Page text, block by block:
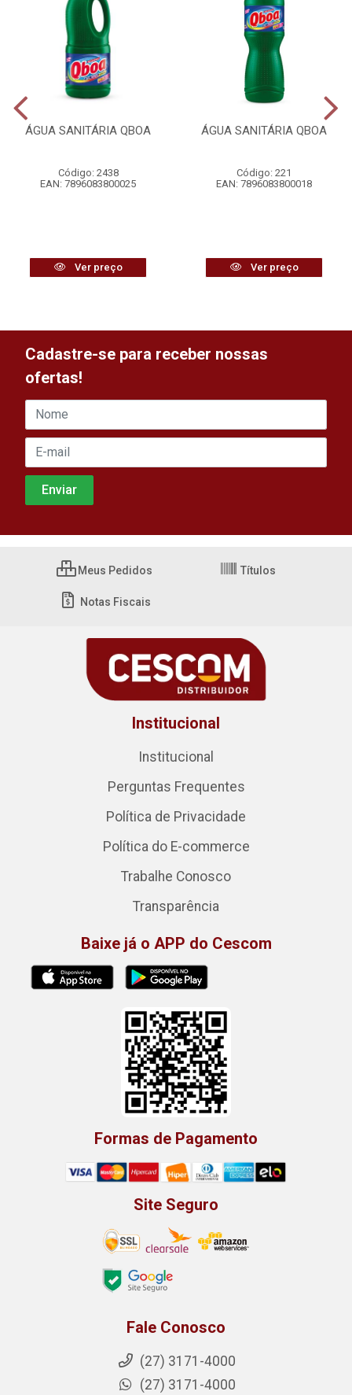
ÁGUA SANITÁRIA QBOA
Código: 2438
EAN: 7896083800025
Ver preço
ÁGUA SANITÁRIA QBOA
Código: 221
EAN: 7896083800018
Ver preço
Cadastre-se para receber nossas
ofertas!
Meus Pedidos Títulos
Notas Fiscais
Institucional
Institucional
Perguntas Frequentes
Política de Privacidade
Política do E-commerce
Trabalhe Conosco
Transparência
Baixe já o APP do Cescom
Formas de Pagamento
Site Seguro
Fale Conosco
(27) 3171-4000
(27) 3171-4000